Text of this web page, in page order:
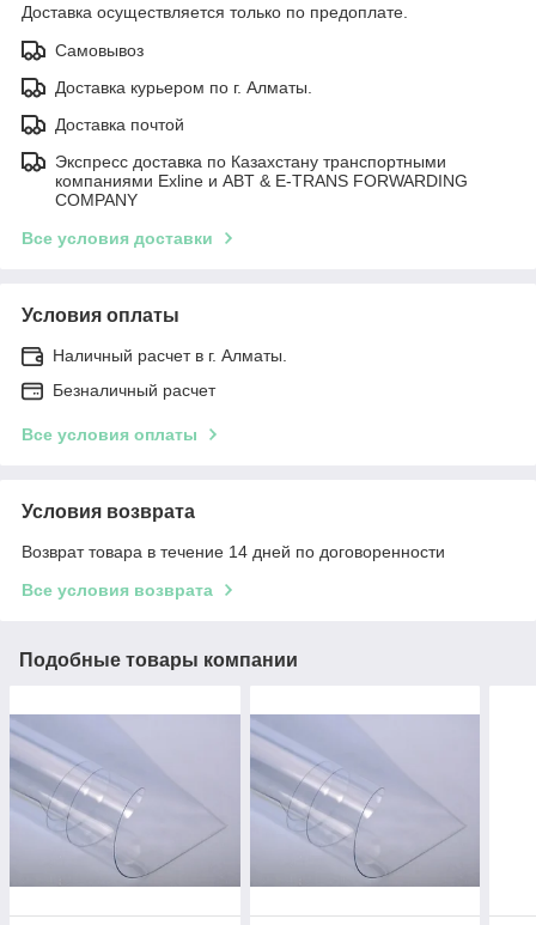
Доставка осуществляется только по предоплате.
Самовывоз
Доставка курьером по г. Алматы.
Доставка почтой
Экспресс доставка по Казахстану транспортными
компаниями Exline и ABT & E-TRANS FORWARDING
COMPANY
Все условия доставки
Условия оплаты
Наличный расчет в г. Алматы.
Безналичный расчет
Все условия оплаты
Условия возврата
Возврат товара в течение 14 дней по договоренности
Все условия возврата
Подобные товары компании